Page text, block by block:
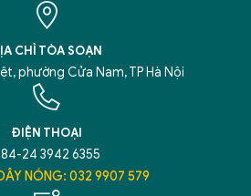
CHỈ TÒA SOẠN
phường Cửa Nam, TP Hà Nội
ĐIỆN THOẠI
24 3942 6355
NÓNG: 032 9907 579